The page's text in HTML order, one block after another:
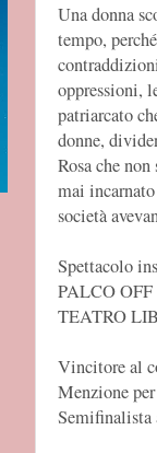
Una donna
tempo,
oppressioni,
patriarcato
donne,
Rosa che
mai
società
Spettacolo
PALCO OFF
TEATRO
Vincitore al
Menzione
Semifinalista